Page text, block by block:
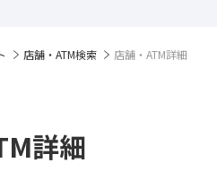
店舗・ATM検索 店舗・ATM詳細
詳細